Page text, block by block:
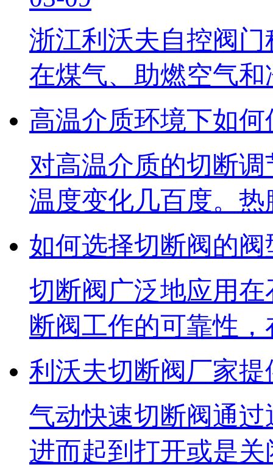
浙江利沃夫自控阀
在煤气、助燃空气
高温介质环境下如
对高温介质的切断
温度变化几百度。
如何选择切断阀的阀
切断阀广泛地应用
断阀工作的可靠性
利沃夫切断阀厂家
气动快速切断阀通
进而起到打开或是